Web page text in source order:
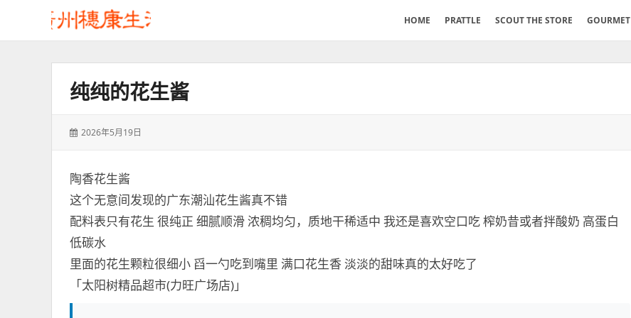
HOME PRATTLE SCOUT THE STORE GOURMET
纯纯的花生酱
发
2026年5月19日
陶香花生酱
这个无意间发现的广东潮汕花生酱真不错
配料表只有花生 很纯正 细腻顺滑 浓稠均匀，质地干稀适中 我还是喜欢空口吃 榨奶昔或者拌酸奶 高蛋白
低碳水
里面的花生颗粒很细小 舀一勺吃到嘴里 满口花生香 淡淡的甜味真的太好吃了
「太阳树精品超市(力旺广场店)」